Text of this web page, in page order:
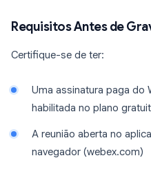
Requisitos Antes de
Certifique-se de ter:
Uma assinatura paga do
habilitada no plano
A reunião aberta no
navegador (webex.com)